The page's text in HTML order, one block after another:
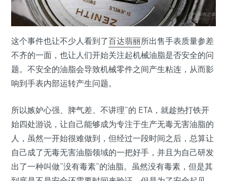
这个事件也让不少人看到了百达翡丽所出售手表质量参差
不齐的一面，也让人们开始关注起机械油脂是否安全的问
题。不安全的油脂会导致机械零件之间产生粘连，从而影
响到手表内部运转产生问题。
所以嫉妒心强、脾气差、不讲理”的 ETA，就趁热打铁开
始四处游说，让自己能够成为专注于生产无毒无害油脂的
人，虽然一开始很难做到，但经过一段时间之后，总算让
自己成了无毒无害油脂领域的一把好手，并且为自己研发
出了一种叫做“没有毒素”的油脂。虽然没有毒素，但是其